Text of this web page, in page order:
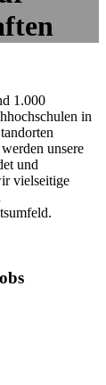
1.000
in
unsere
und
vielseitige